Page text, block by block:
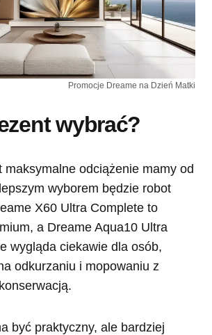
Promocje Dreame na Dzień Matki
wybrać?
maksymalne odciążenie mamy od
wyborem będzie robot
X60 Ultra Complete to
a Dreame Aqua10 Ultra
wygląda ciekawie dla osób,
odkurzaniu i mopowaniu z
być praktyczny, ale bardziej